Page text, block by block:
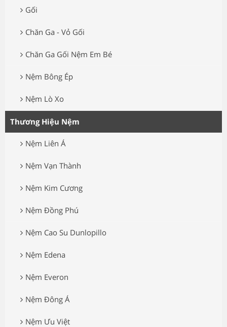
Gối
Chăn Ga - Vỏ Gối
Chăn Ga Gối Nệm Em Bé
Nệm Bông Ép
Nệm Lò Xo
Thương Hiệu Nệm
Nệm Liên Á
Nệm Vạn Thành
Nệm Kim Cương
Nệm Đồng Phú
Nệm Cao Su Dunlopillo
Nệm Edena
Nệm Everon
Nệm Đông Á
Nệm Ưu Việt